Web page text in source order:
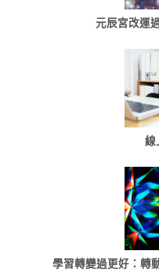
元辰宮改運
線
學習轉變過更好：轉